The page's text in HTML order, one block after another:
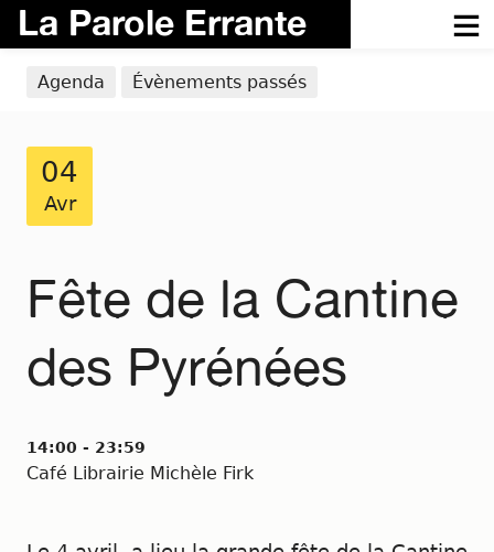
La Parole Errante
Agenda Évènements passés
04
Avr
Fête de la Cantine
des Pyrénées
14:00 - 23:59
Café Librairie Michèle Firk